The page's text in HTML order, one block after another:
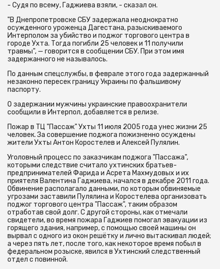
- Судя по всему, Гаджиева взяли, - сказал он.
"В Днепропетровске СБУ задержала неоднократно
осужденного уроженца Дагестана, разыскиваемого
Интерполом за убийство и поджог торгового центра в
городе Ухта. Тогда погибли 25 человек и 11 получили
травмы", — говорится в сообщении СБУ. При этом имя
задержанного не называлось.
По данным спецслужбы, в феврале этого года задержанный
незаконно пересек границу Украины по фальшивому
паспорту.
О задержании мужчины украинские правоохранители
сообщили в Интерпол, добавляется в релизе.
Пожар в ТЦ "Пассаж" Ухты 11 июля 2005 года унес жизни 25
человек. За совершение поджога пожизненно осуждены
жители Ухты Антон Коростелев и Алексей Пулялин.
Уголовный процесс по заказчикам поджога "Пассажа",
которыми следствие считало ухтинских братьев-
предпринимателей Фарида и Асрета Махмудовых и их
приятеля Валентина Гаджиева, начался в декабре 2011 года.
Обвинение располагало данными, по которым обвиняемые
угрозами заставили Пулялина и Коростелева организовать
поджог торгового центра "Пассаж", таким образом
отработав свой долг. С другой стороны, как отмечали
свидетели, во время пожара Гаджиев помогал эвакуации из
горящего здания, например, с помощью своей машины он
вырвал с одного из окон решётку и лично вытаскивал людей;
а через пять лет, после того, как некоторое время побыл в
федеральном розыске, явился в Ухтинский следственный
отдел с повинной.